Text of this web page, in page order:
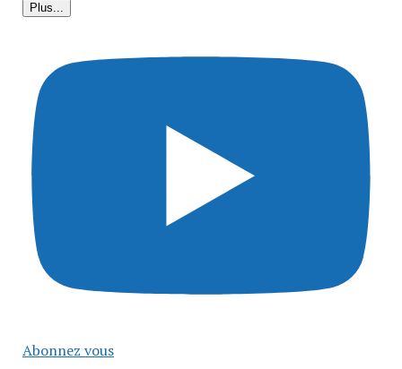
Plus...
Abonnez vous